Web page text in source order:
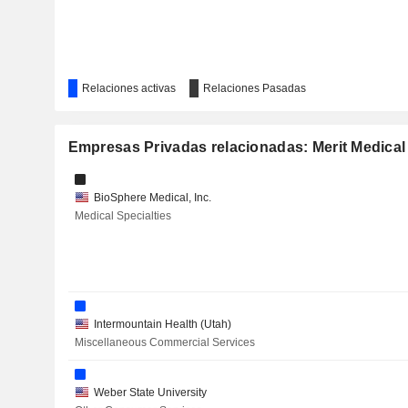
Relaciones activas Relaciones Pasadas
Empresas Privadas relacionadas: Merit
BioSphere Medical, Inc.
Medical Specialties
Intermountain Health (Utah)
Miscellaneous Commercial Services
Weber State University